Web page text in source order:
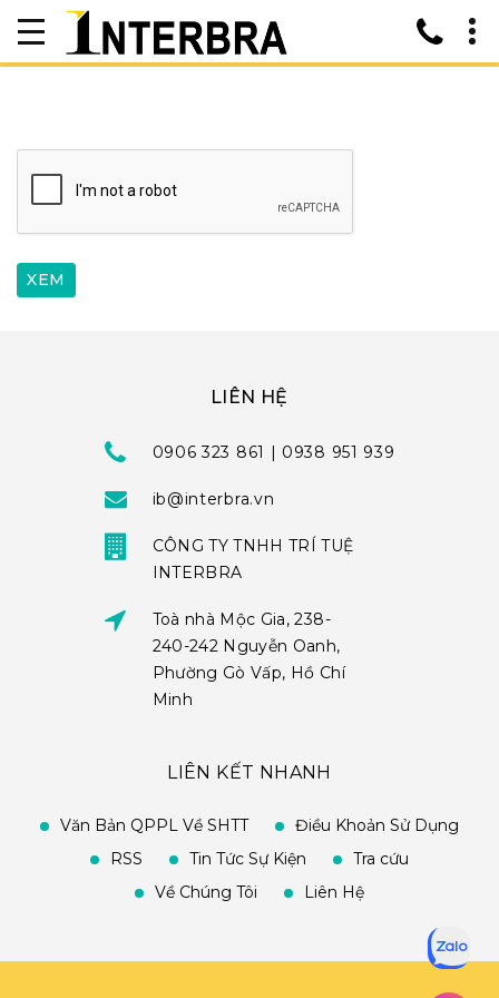
LIÊN HỆ
0906 323 861 | 0938 951 939
ib@interbra.vn
CÔNG TY TNHH TRÍ TUỆ
INTERBRA
Toà nhà Mộc Gia, 238-
240-242 Nguyễn Oanh,
Phường Gò Vấp, Hồ Chí
Minh
LIÊN KẾT NHANH
Văn Bản QPPL Về SHTT
Điều Khoản Sử Dụng
RSS
Tin Tức Sự Kiện
Tra cứu
Về Chúng Tôi
Liên Hệ